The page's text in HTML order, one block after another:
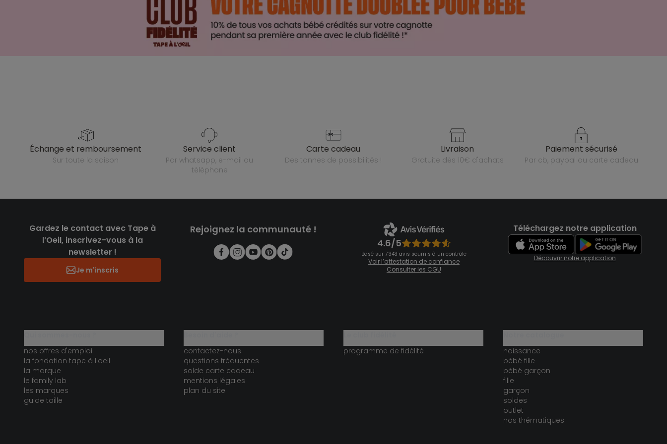
échange et remboursement
sur toute la saison
service client
par whatsapp, e-mail ou
téléphone
carte cadeau
des tonnes de possibilités !
livraison
gratuite dès 10€ d'achats
paiement sécurisé
par cb, paypal ou carte cadeau
Gardez le contact avec Tape à
l’Oeil, inscrivez-vous à la
newsletter !
Je m'inscris
Rejoignez la communauté !
4.6/5
Basé sur 7 343 avis soumis à un contrôle
Voir l’attestation de confiance
Consulter les CGU
Téléchargez notre application
Découvrir notre application
nos offres d'emploi
la fondation tape à l'oeil
la marque
le family lab
les marques
guide taille
contactez-nous
questions fréquentes
solde carte cadeau
mentions légales
plan du site
programme de fidélité
naissance
bébé fille
bébé garçon
fille
garçon
soldes
outlet
nos thématiques